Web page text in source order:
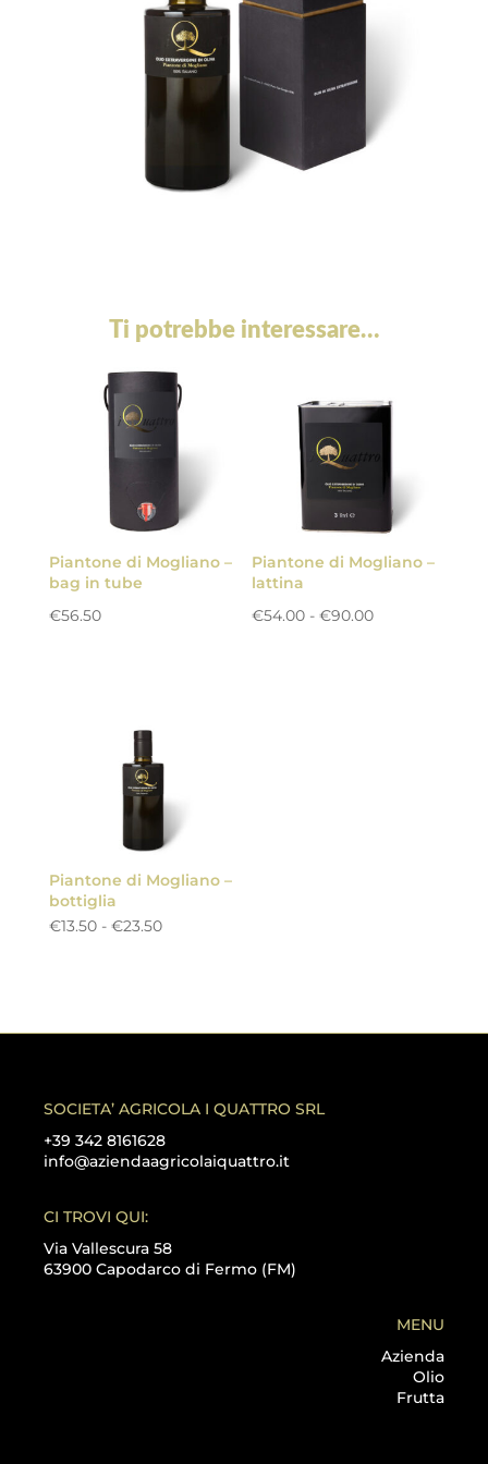
Ti potrebbe interessare…
Piantone di Mogliano –
bag in tube
€56.50
Piantone di Mogliano –
lattina
€54.00 - €90.00Fascia
Piantone di Mogliano –
bottiglia
€13.50 - €23.50Fascia
€13.50
SOCIETA’ AGRICOLA I QUATTRO SRL
+39 342 8161628
info@aziendaagricolaiquattro.it
CI TROVI QUI:
Via Vallescura 58
63900 Capodarco di Fermo (FM)
MENU
Azienda
Olio
Frutta